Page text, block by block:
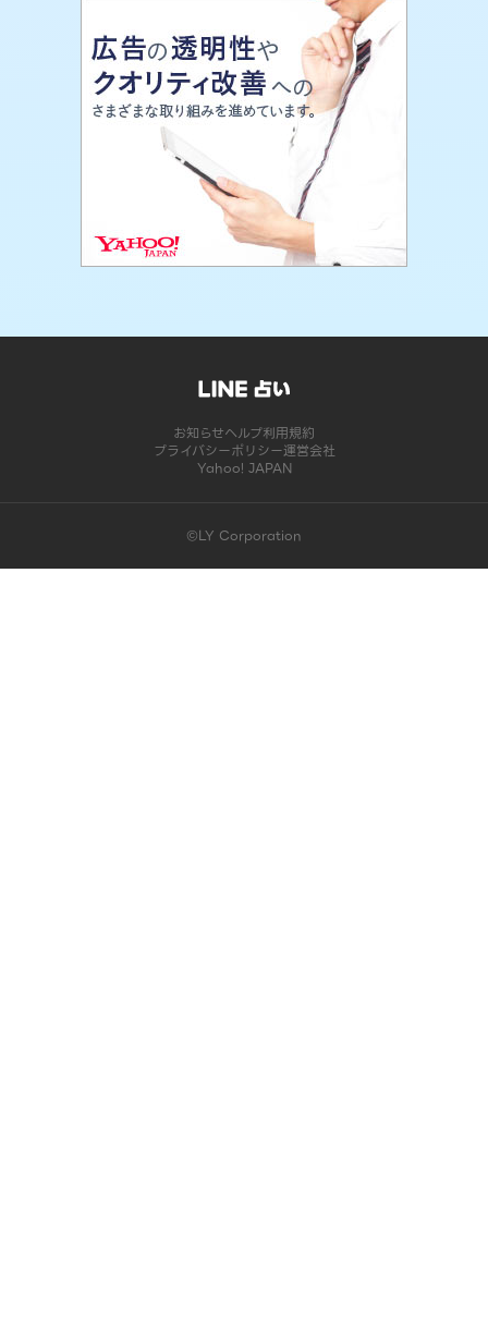
お知らせヘルプ利用規約
プライバシーポリシー運営会社
Yahoo! JAPAN
©LY Corporation
このコンテンツは掲載が終了しました | LINE占い